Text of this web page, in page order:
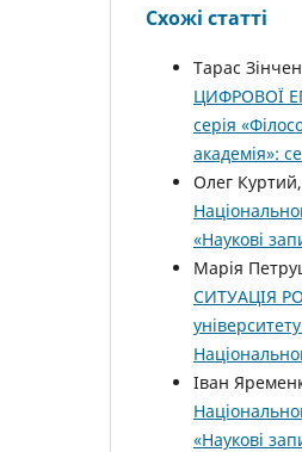
Схожі статті
Тарас
ЦИФРОВОЇ
серія
академія»:
Олег Куртий,
«Наукові
Марія
СИТУАЦІЯ
Іван
«Наукові